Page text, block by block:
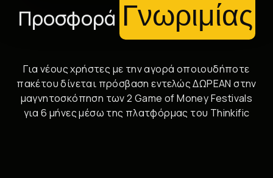
Προσφορά Γνωριμίας
Για νέους χρήστες με την αγορά οποιουδήποτε
πακέτου δίνεται πρόσβαση εντελώς ΔΩΡΕΑΝ στην
μαγνητοσκόπηση των 2 Game of Money Festivals
για 6 μήνες μέσω της πλατφόρμας του Thinkific